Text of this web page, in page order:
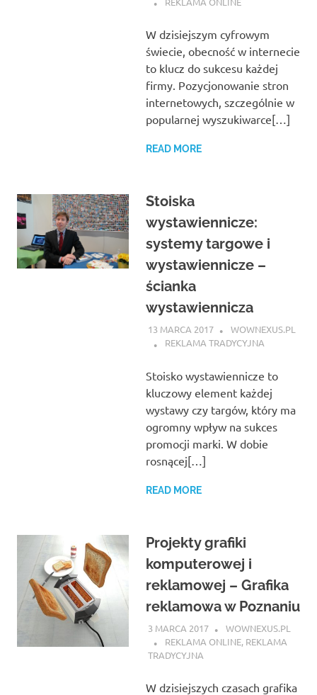
W dzisiejszym cyfrowym
świecie, obecność w internecie
to klucz do sukcesu każdej
firmy. Pozycjonowanie stron
internetowych, szczególnie w
popularnej wyszukiwarce[…]
READ MORE
Stoiska
wystawiennicze:
systemy targowe i
wystawiennicze –
ścianka
wystawiennicza
13 MARCA 2017
WOWNEXUS.PL
REKLAMA TRADYCYJNA
Stoisko wystawiennicze to
kluczowy element każdej
wystawy czy targów, który ma
ogromny wpływ na sukces
promocji marki. W dobie
rosnącej[…]
READ MORE
Projekty grafiki
komputerowej i
reklamowej – Grafika
reklamowa w Poznaniu
3 MARCA 2017
WOWNEXUS.PL
REKLAMA ONLINE, REKLAMA
TRADYCYJNA
W dzisiejszych czasach grafika